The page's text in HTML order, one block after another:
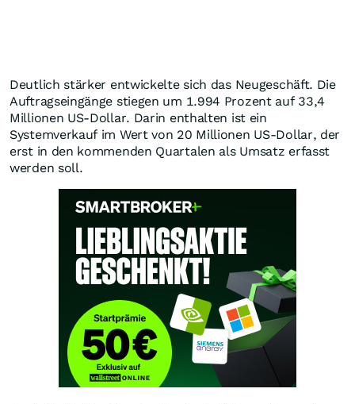
Deutlich stärker entwickelte sich das Neugeschäft. Die
Auftragseingänge stiegen um 1.994 Prozent auf 33,4
Millionen US-Dollar. Darin enthalten ist ein
Systemverkauf im Wert von 20 Millionen US-Dollar, der
erst in den kommenden Quartalen als Umsatz erfasst
werden soll.